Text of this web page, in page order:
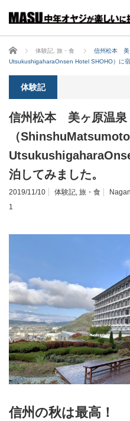
ホーム 体験記 旅・食
信州松本 美
UtsukushigaharaOnsen Hotel SHOHO）に宿
体験記
信州松本 美ヶ原温
（ShinshuMatsumoto
泊してみました。
2019/11/10 体験記, 旅・食
1
信州の秋は最高！